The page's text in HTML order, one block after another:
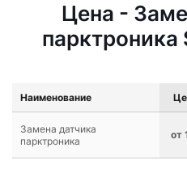
Цена -
парктроника
Наименование
Замена датчика
парктроника
от